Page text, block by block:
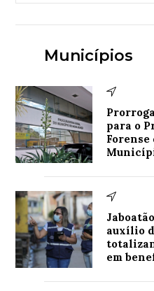
Municípios
para o
auxílio
em